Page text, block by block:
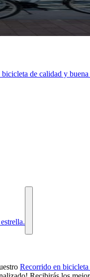
de calidad y
Recorrido en